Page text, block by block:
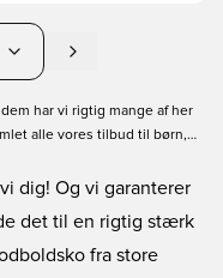
har vi rigtig mange af her
alle vores tilbud til børn,
fodboldtrøjer til børn og
Du finder alle slags tilbud
så sørger vi for
dig! Og vi garanterer
det til en rigtig stærk
fra store